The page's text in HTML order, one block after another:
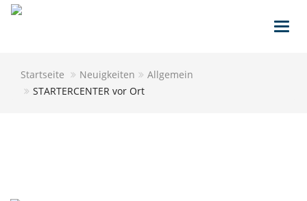
Startseite Neuigkeiten
Allgemein
STARTERCENTER vor Ort